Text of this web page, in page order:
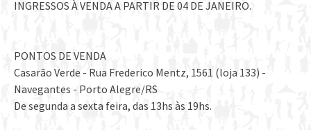
INGRESSOS À VENDA A PARTIR DE 04 DE JANEIRO.
PONTOS DE VENDA
Casarão Verde - Rua Frederico Mentz, 1561 (loja 133) -
Navegantes - Porto Alegre/RS
De segunda a sexta feira, das 13hs às 19hs.